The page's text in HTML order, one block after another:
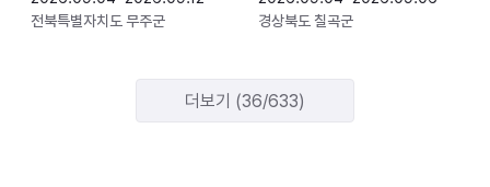
전북특별자치도 무주군
경상북도 칠곡군
더보기 (36/633)